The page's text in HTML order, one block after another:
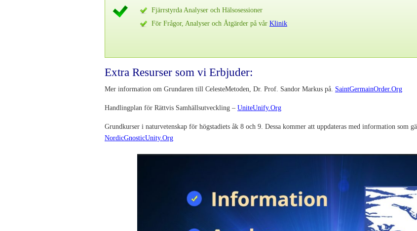
Fjärrstyrda Analyser och Hälsosessioner
För Frågor, Analyser och Åtgärder på vår Klinik
Extra Resurser som vi Erbjuder:
Mer information om Grundaren till CelesteMetoden, Dr. Prof. Sandor Markus på. SaintGermainOrder.Org
Handlingplan för Rättvis Samhällsutveckling – UniteUnify.Org
Grundkurser i naturvetenskap för högstadiets åk 8 och 9. Dessa kommer att uppdateras med information som
NordicGnosticUnity.Org